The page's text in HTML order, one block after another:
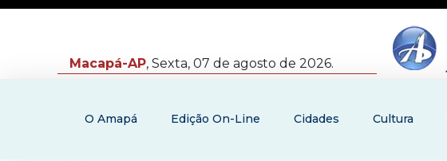
Macapá-AP, Sexta, 07 de agosto de 2026.
O Amapá Edição On-Line Cidades Cultura